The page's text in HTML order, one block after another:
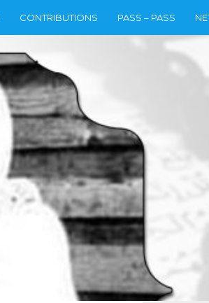
CONTRIBUTIONS PASS – PASS